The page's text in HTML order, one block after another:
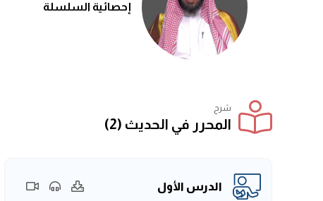
إحصائية السلسلة
شرح
المحرر في الحديث (2)
الدرس الأول